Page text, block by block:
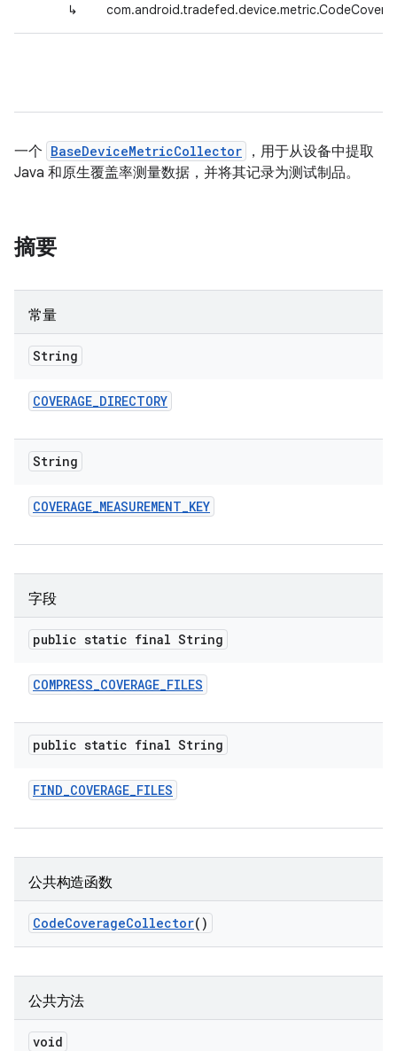
↳
一个 BaseDeviceMetricCollector
，用于从设备中提取
Java 和原生覆盖率测量数据，并将其记录为测试制品。
摘要
常量
String
COVERAGE_DIRECTORY
String
COVERAGE_MEASUREMENT_KEY
字段
public static final String
COMPRESS_COVERAGE_FILES
public static final String
FIND_COVERAGE_FILES
公共构造函数
CodeCoverageCollector()
公共方法
void